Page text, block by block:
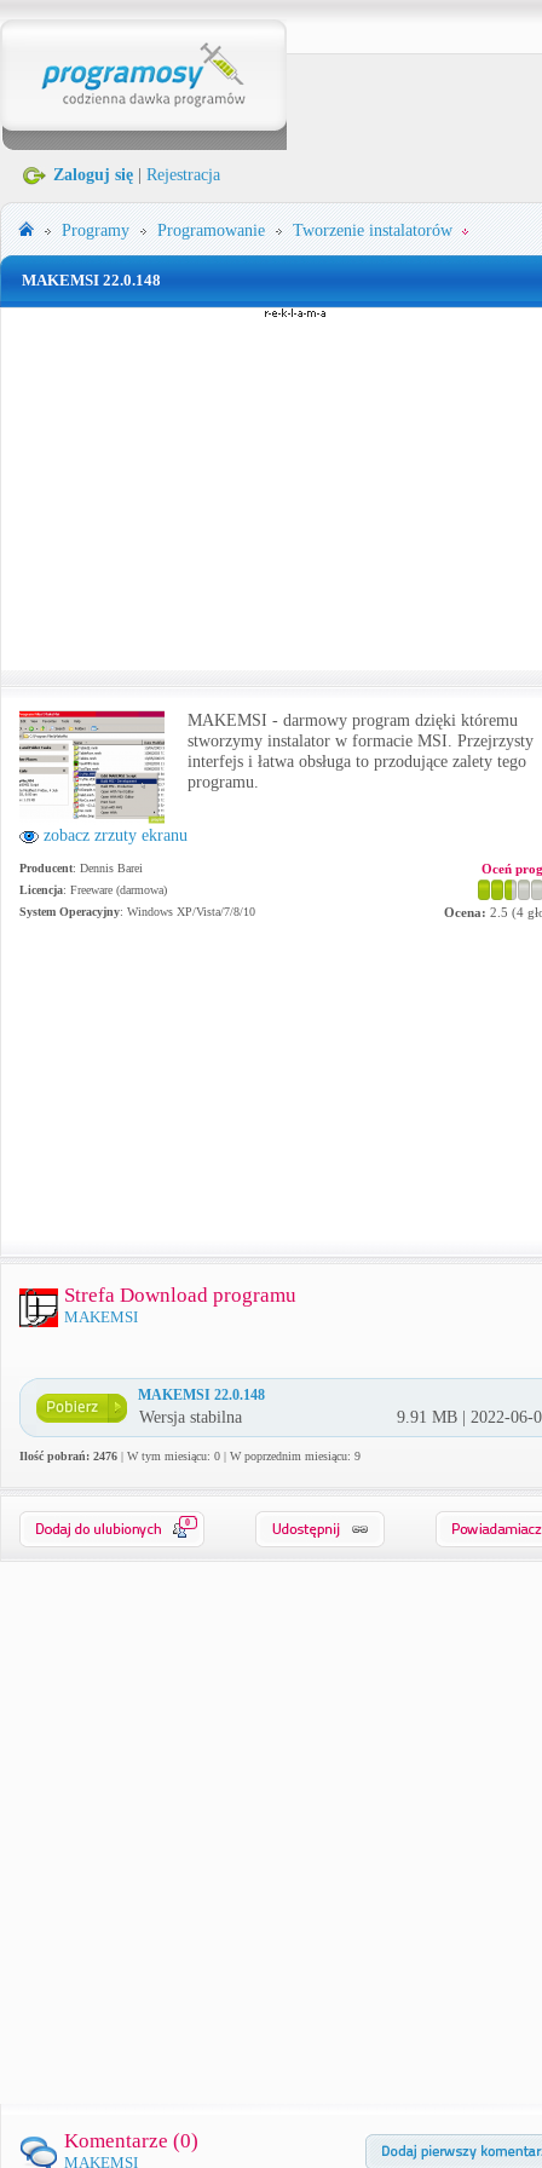
Zaloguj się Rejestracja
Programy Programowanie Tworzenie instalatorów
MAKEMSI 22.0.148
zobacz zrzuty ekranu
MAKEMSI - darmowy program dzięki któremu
stworzymy instalator w formacie MSI. Przejrzysty
interfejs i łatwa obsługa to przodujące zalety tego
programu.
Producent: Dennis Barei
Licencja: Freeware (darmowa)
System Operacyjny: Windows XP/Vista/7/8/10
Oceń
Ocena: 2.5 (4
Strefa Download programu
MAKEMSI
MAKEMSI 22.0.148
Wersja stabilna 9.91 MB | 2022-06-
Ilość pobrań: 2476 | W tym miesiącu: 0 | W poprzednim miesiącu: 9
0
Komentarze (0)
MAKEMSI